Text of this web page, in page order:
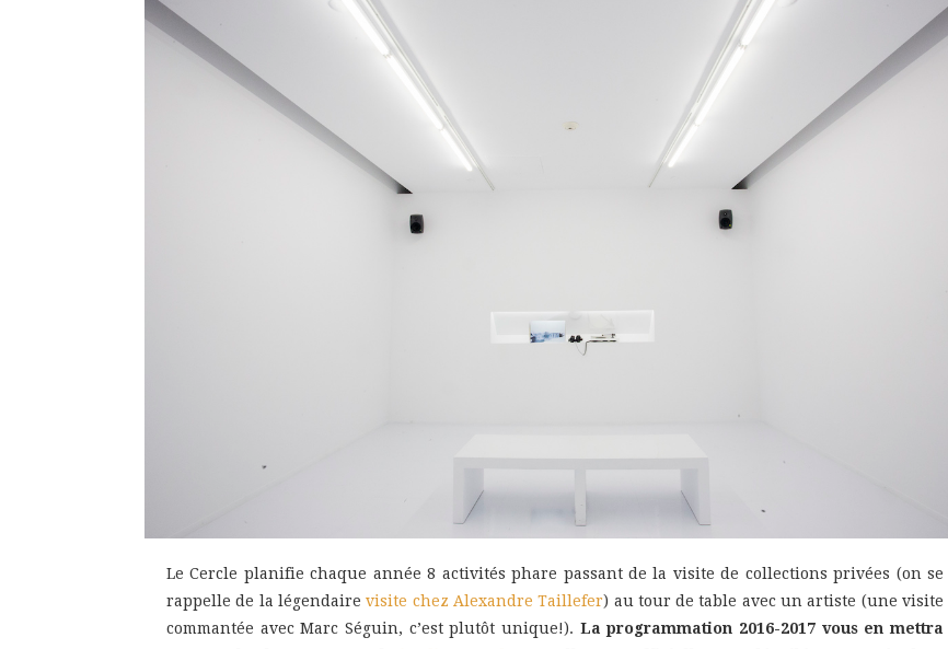
Le Cercle planifie chaque année 8 activités phare passant de la visite de collections privées (on se
rappelle de la légendairevisite chez Alexandre Taillefer) au tour de table avec un artiste (une visite
commantée avec Marc Séguin, c’est plutôt unique!). La programmation 2016-2017 vous en mettra